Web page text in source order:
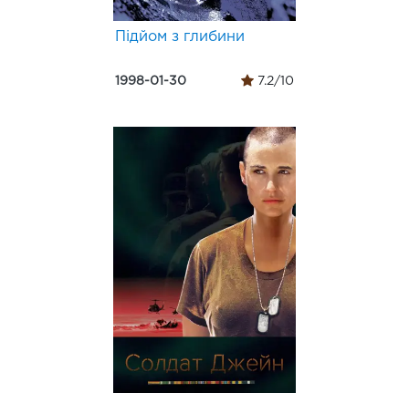
Підйом з глибини
1998-01-30 7.2/10